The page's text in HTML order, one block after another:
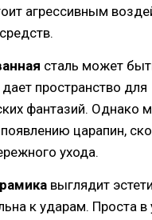
агрессивным
сталь может
дает пространство для
фантазий. Однако
царапин,
ухода.
выглядит
к ударам. Проста в